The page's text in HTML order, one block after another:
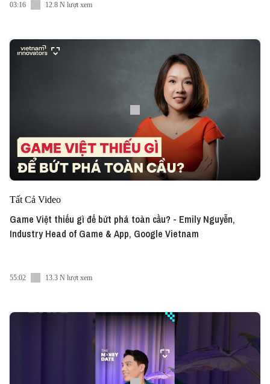
03:16 12.8 N lượt xem
Tất Cả Video
Game Việt thiếu gì để bứt phá toàn cầu? - Emily Nguyễn,
Industry Head of Game & App, Google Vietnam
55:02 13.3 N lượt xem